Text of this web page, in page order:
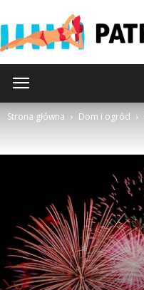
Strona główna Dom i ogród